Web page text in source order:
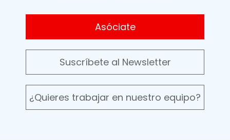
Asóciate
Suscríbete al Newsletter
¿Quieres trabajar en nuestro equipo?